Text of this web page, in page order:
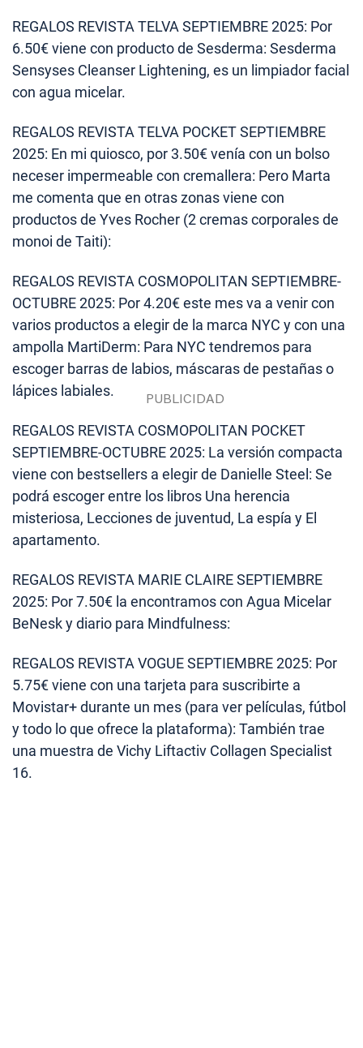
REGALOS REVISTA TELVA SEPTIEMBRE 2025: Por
6.50€ viene con producto de Sesderma: Sesderma
Sensyses Cleanser Lightening, es un limpiador facial
con agua micelar.
REGALOS REVISTA TELVA POCKET SEPTIEMBRE
2025: En mi quiosco, por 3.50€ venía con un bolso
neceser impermeable con cremallera: Pero Marta
me comenta que en otras zonas viene con
productos de Yves Rocher (2 cremas corporales de
monoi de Taiti):
REGALOS REVISTA COSMOPOLITAN SEPTIEMBRE-
OCTUBRE 2025: Por 4.20€ este mes va a venir con
varios productos a elegir de la marca NYC y con una
ampolla MartiDerm: Para NYC tendremos para
escoger barras de labios, máscaras de pestañas o
lápices labiales.
REGALOS REVISTA COSMOPOLITAN POCKET
SEPTIEMBRE-OCTUBRE 2025: La versión compacta
viene con bestsellers a elegir de Danielle Steel: Se
podrá escoger entre los libros Una herencia
misteriosa, Lecciones de juventud, La espía y El
apartamento.
REGALOS REVISTA MARIE CLAIRE SEPTIEMBRE
2025: Por 7.50€ la encontramos con Agua Micelar
BeNesk y diario para Mindfulness:
REGALOS REVISTA VOGUE SEPTIEMBRE 2025: Por
5.75€ viene con una tarjeta para suscribirte a
Movistar+ durante un mes (para ver películas, fútbol
y todo lo que ofrece la plataforma): También trae
una muestra de Vichy Liftactiv Collagen Specialist
16.